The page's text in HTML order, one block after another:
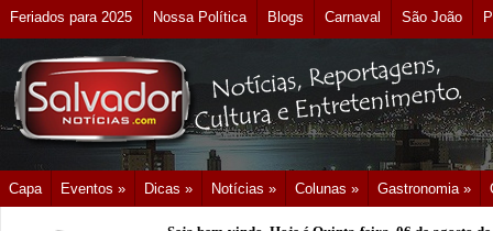
Feriados para 2025 Nossa Política Blogs Carnaval São João
Capa Eventos » Dicas » Notícias » Colunas » Gastronomia »